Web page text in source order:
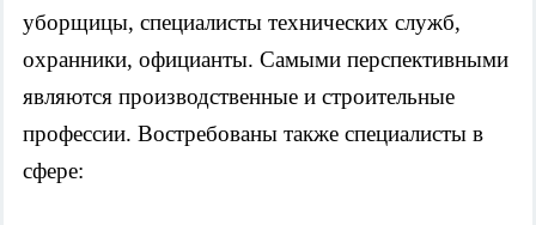
уборщицы, специалисты технических служб,
охранники, официанты. Самыми перспективными
являются производственные и строительные
профессии. Востребованы также специалисты в
сфере: